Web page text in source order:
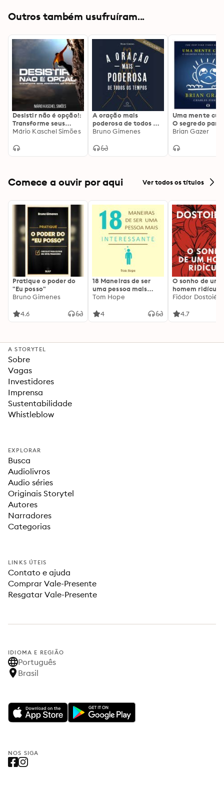
Outros também usufruíram...
Desistir não é opção!:
Transforme seus
obstáculos em
Mário Kaschel Simões
A oração mais
poderosa de todos os
tempos
Bruno Gimenes
Uma mente
O segredo para
vida brilhante:
vida brilhante
Brian Gazer
Comece a ouvir por aqui Ver todos os títulos
Pratique o poder do
"Eu posso"
Bruno Gimenes
4.6
18 Maneiras de ser
uma pessoa mais
interessante
Tom Hope
4
O sonho de um
homem ridículo
Fiódor
4.7
A STORYTEL
Sobre
Vagas
Investidores
Imprensa
Sustentabilidade
Whistleblow
EXPLORAR
Busca
Audiolivros
Audio séries
Originais Storytel
Autores
Narradores
Categorias
LINKS ÚTEIS
Contato e ajuda
Comprar Vale-Presente
Resgatar Vale-Presente
IDIOMA E REGIÃO
Português
Brasil
NOS SIGA